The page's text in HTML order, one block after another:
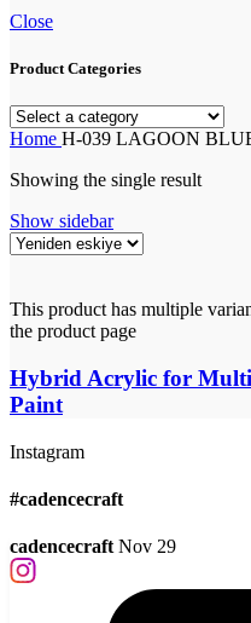
Close
Product Categories
Home H-039 LAGOON
Showing the single result
Show sidebar
This product has multiple
the product page
Hybrid Acrylic for
Paint
Instagram
#cadencecraft
cadencecraft Nov 29